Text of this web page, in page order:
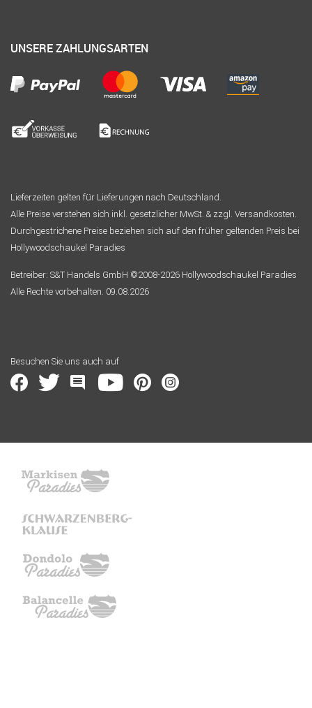
UNSERE ZAHLUNGSARTEN
Lieferzeiten gelten für Lieferungen nach Deutschland.
Alle Preise verstehen sich inkl. gesetzlicher MwSt. & zzgl. Versandkosten.
Durchgestrichene Preise beziehen sich auf den früher geltenden Preis bei
Hollywoodschaukel Paradies
Betreiber: S&T Handels GmbH ©2008-2026 Hollywoodschaukel Paradies
Alle Rechte vorbehalten. 09.08.2026
Besuchen Sie uns auch auf